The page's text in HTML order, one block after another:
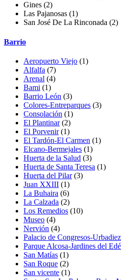
Gines (2)
Las Pajanosas (1)
San José De La Rinconada (2)
Barrio
Aeropuerto Viejo (1)
Alfalfa (7)
Arenal (4)
Bami (1)
Barrio León (3)
Colores-Entreparques (3)
Consolación (1)
El Plantinar(2)
El Porvenir(1)
El Tardón-El Carmen (1)
Elcano-Bermejales (1)
Huerta de la Salud (3)
Huerta de Santa Teresa (1)
Huerta del Pilar(3)
Juan XXIII (1)
La Buhaira (6)
La Calzada (2)
Los Remedios (10)
Museo (4)
Nervión (4)
Palacio de Congresos-
Parque Alcosa-Jardines del
San Matías (1)
San Roque (2)
San vicente (1)